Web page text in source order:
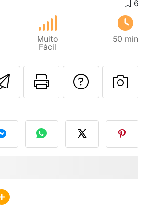
Muito
Fácil
50 min
Enviar esta receita
Imprima esta
Falar
Fez